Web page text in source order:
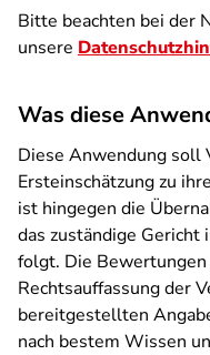
Bitte beachten bei der
unsere
Was diese
Diese Anwendung soll
Ersteinschätzung zu
ist hingegen die
das zuständige
folgt. Die
Rechtsauffassung der
bereitgestellten
nach bestem Wissen